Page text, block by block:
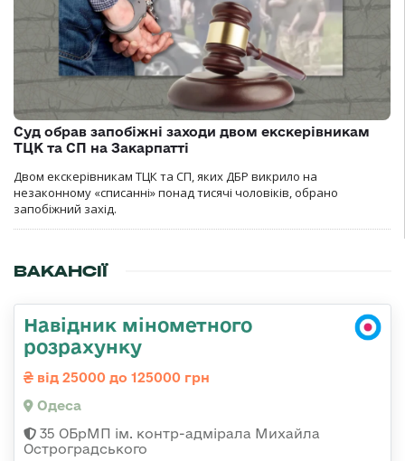
Суд обрав запобіжні заходи двом екскерівникам
ТЦК та СП на Закарпатті
Двом екскерівникам ТЦК та СП, яких ДБР викрило на
незаконному «списанні» понад тисячі чоловіків, обрано
запобіжний захід.
ВАКАНСІЇ
Навідник мінометного
розрахунку
від 25000 до 125000 грн
Одеса
35 ОБрМП ім. контр-адмірала Михайла
Остроградського